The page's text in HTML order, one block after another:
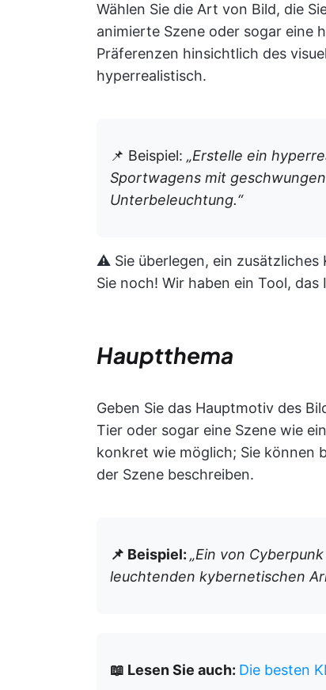
Wählen Sie die Art von Bild, die
animierte Szene oder sogar eine
Präferenzen hinsichtlich des
hyperrealistisch.
📌 Beispiel: „Erstelle ein
Sportwagens mit
Unterbeleuchtung.“
⚠️ Sie überlegen, ein zusätzliches
Sie noch! Wir haben ein Tool,
Hauptthema
Geben Sie das Hauptmotiv des
Tier oder sogar eine Szene wie
konkret wie möglich; Sie können
der Szene beschreiben.
📌 Beispiel: „Ein von
leuchtenden kybernetischen
📖 Lesen Sie auch: Die besten